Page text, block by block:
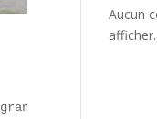
tendances :
Aucun
afficher.